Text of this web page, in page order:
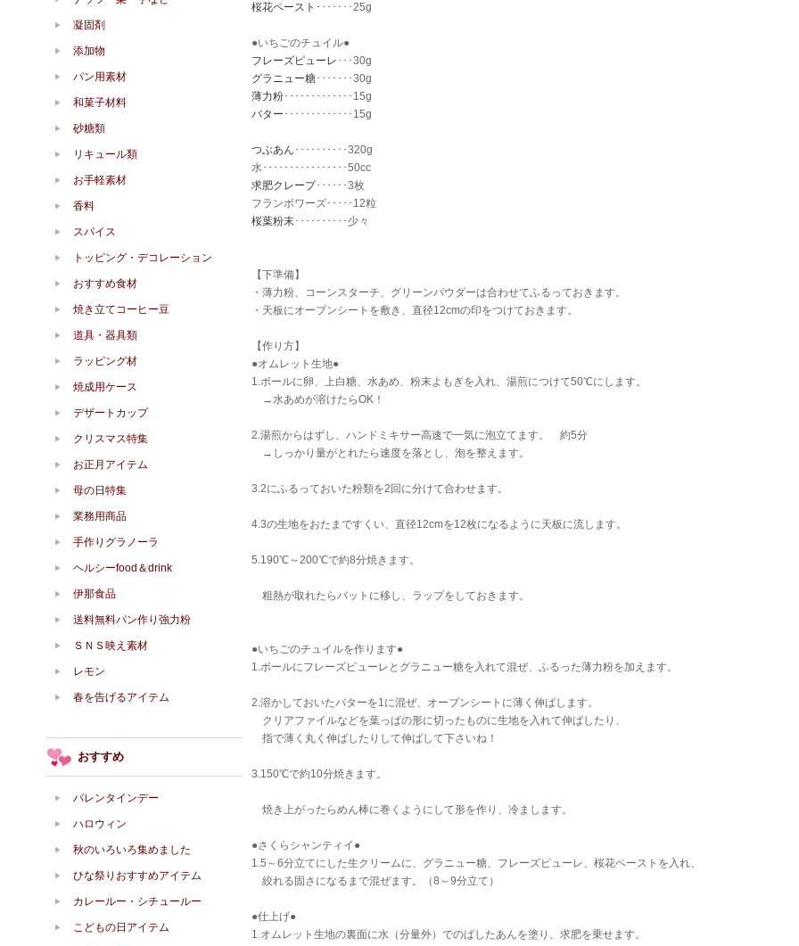
桜花ペースト･ ･･････25g
●いちごのチュイル●
フレーズピューレ ･･･30g
グラニュー糖･･･････30g
薄力粉･････････････15g
バター ･････････････15g
つぶあん ･･････････320g
水････････････････50cc
求肥クレープ･･････3枚
フランボワーズ･････12粒
桜葉粉末･･････････少々
【下準備】
・薄力粉、コーンスターチ、グリーンパウダーは合わせてふるっておきます。
・天板にオーブンシートを敷き、直径12cmの印をつけておきます。
【作り方】
●オムレット生地●
1.ボールに卵、上白糖、水あめ、粉末よもぎを入れ、湯煎につけて50℃にします。
→水あめが溶けたらOK！
2.湯煎からはずし、ハンドミキサー高速で一気に泡立てます。 約5分
→しっかり量がとれたら速度を落とし、泡を整えます。
3.2にふるっておいた粉類を2回に分けて合わせます。
4.3の生地をおたまですくい、直径12cmを12枚になるように天板に流します。
5.190℃～200℃で約8分焼きます。
粗熱が取れたらバットに移し、ラップをしておきます。
●いちごのチュイルを作ります●
1.ボールにフレーズピューレとグラニュー糖を入れて混ぜ、ふるった薄力粉を加えます。
2.溶かしておいたバターを1に混ぜ、オーブンシートに薄く伸ばします。
クリアファイルなどを葉っぱの形に切ったものに生地を入れて伸ばしたり、
指で薄く丸く伸ばしたりして伸ばして下さいね！
3.150℃で約10分焼きます。
焼き上がったらめん棒に巻くようにして形を作り、冷まします。
●さくらシャンティイ●
1.5～6分立てにした生クリームに、グラニュー糖、フレーズピューレ、桜花ペーストを入れ、
絞れる固さになるまで混ぜます。（8～9分立て）
●仕上げ●
1.オムレット生地の裏面に水（分量外）でのばしたあんを塗り、求肥を乗せます。
凝固剤
添加物
パン用素材
和菓子材料
砂糖類
リキュール類
お手軽素材
香料
スパイス
トッピング・デコレーション
おすすめ食材
焼き立てコーヒー豆
道具・器具類
ラッピング材
焼成用ケース
デザートカップ
クリスマス特集
お正月アイテム
母の日特集
業務用商品
手作りグラノーラ
ヘルシーfood＆drink
伊那食品
送料無料パン作り強力粉
ＳＮＳ映え素材
レモン
春を告げるアイテム
おすすめ
バレンタインデー
ハロウィン
秋のいろいろ集めました
ひな祭りおすすめアイテム
カレールー・シチュールー
こどもの日アイテム